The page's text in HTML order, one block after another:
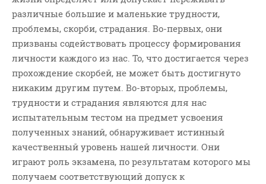
различные большие и маленькие трудности,
проблемы, скорби, страдания. Во-первых, они
призваны содействовать процессу формирования
личности каждого из нас. То, что достигается через
прохождение скорбей, не может быть достигнуто
никаким другим путем. Во-вторых, проблемы,
трудности и страдания являются для нас
испытательным тестом на предмет усвоения
полученных знаний, обнаруживает истинный
качественный уровень нашей личности. Они
играют роль экзамена, по результатам которого мы
получаем соответствующий допуск к